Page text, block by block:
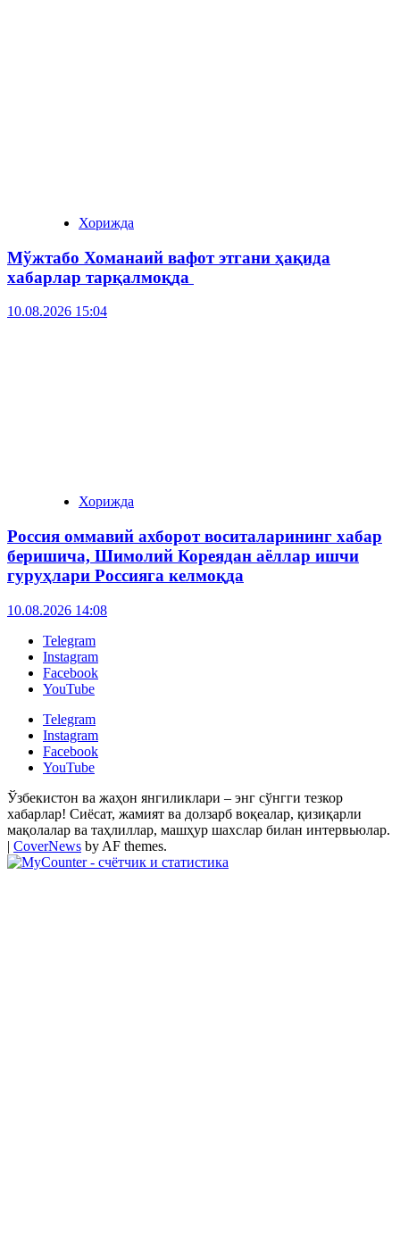
Хорижда
Мўжтабо Хоманаий вафот этгани ҳақида
хабарлар тарқалмоқда
10.08.2026 15:04
Хорижда
Россия оммавий ахборот воситаларининг хабар
беришича, Шимолий Кореядан аёллар ишчи
гуруҳлари Россияга келмоқда
10.08.2026 14:08
Telegram
Instagram
Facebook
YouTube
Telegram
Instagram
Facebook
YouTube
Ўзбекистон ва жаҳон янгиликлари – энг сўнгги тезкор
хабарлар! Сиёсат, жамият ва долзарб воқеалар, қизиқарли
мақолалар ва таҳлиллар, машҳур шахслар билан интервьюлар.
| CoverNews by AF themes.